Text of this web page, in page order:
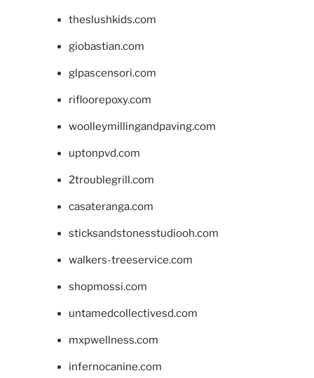
theslushkids.com
giobastian.com
glpascensori.com
rifloorepoxy.com
woolleymillingandpaving.com
uptonpvd.com
2troublegrill.com
casateranga.com
sticksandstonesstudiooh.com
walkers-treeservice.com
shopmossi.com
untamedcollectivesd.com
mxpwellness.com
infernocanine.com